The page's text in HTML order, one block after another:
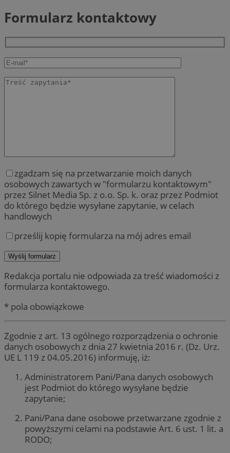
Formularz kontaktowy
zgadzam się na przetwarzanie moich danych
osobowych zawartych w "formularzu kontaktowym"
przez Silnet Media Sp. z o.o. Sp. k. oraz przez Podmiot
do którego będzie wysyłane zapytanie, w celach
handlowych
prześlij kopię formularza na mój adres email
Redakcja portalu nie odpowiada za treść wiadomości z
formularza kontaktowego.
* pola obowiązkowe
Zgodnie z art. 13 ogólnego rozporządzenia o ochronie
danych osobowych z dnia 27 kwietnia 2016 r. (Dz. Urz.
UE L 119 z 04.05.2016) informuję, iż:
Administratorem Pani/Pana danych osobowych
jest Podmiot do którego wysyłane będzie
zapytanie;
Pani/Pana dane osobowe przetwarzane zgodnie z
powyższymi celami na podstawie Art. 6 ust. 1 lit. a
RODO;